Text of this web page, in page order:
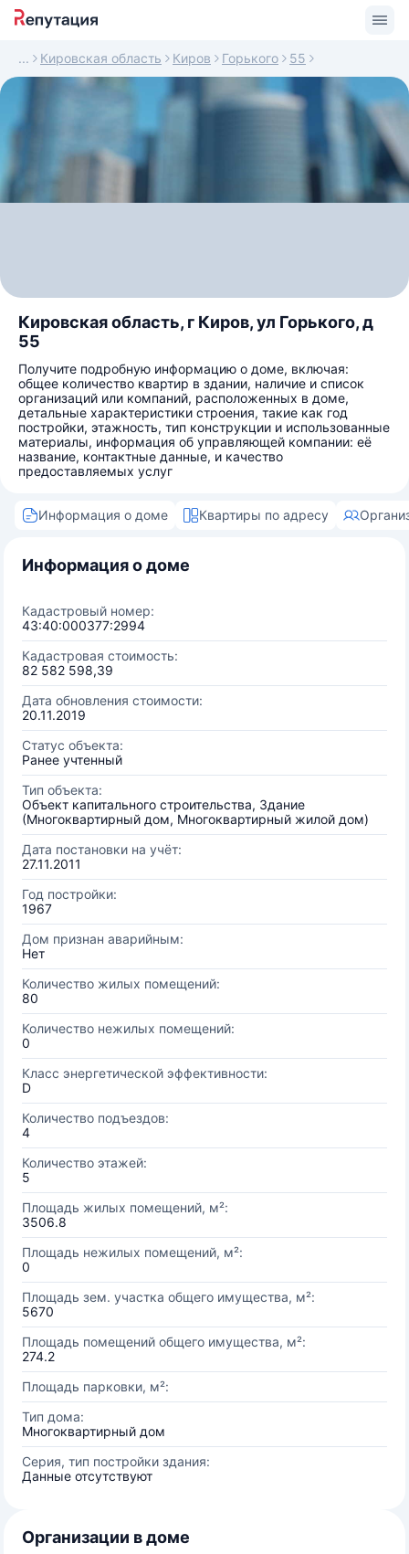
Кировская область Киров Горького 55
Кировская область, г Киров, ул Горького, д
55
Получите подробную информацию о доме, включая:
общее количество квартир в здании, наличие и список
организаций или компаний, расположенных в доме,
детальные характеристики строения, такие как год
постройки, этажность, тип конструкции и использованные
материалы, информация об управляющей компании: её
название, контактные данные, и качество
предоставляемых услуг
Информация о доме Квартиры по адресу
Информация о доме
Кадастровый номер:
43:40:000377:2994
Кадастровая стоимость:
82 582 598,39
Дата обновления стоимости:
20.11.2019
Статус объекта:
Ранее учтенный
Тип объекта:
Объект капитального строительства, Здание
(Многоквартирный дом, Многоквартирный жилой дом)
Дата постановки на учёт:
27.11.2011
Год постройки:
1967
Дом признан аварийным:
Нет
Количество жилых помещений:
80
Количество нежилых помещений:
0
Класс энергетической эффективности:
D
Количество подъездов:
4
Количество этажей:
5
Площадь жилых помещений, м²:
3506.8
Площадь нежилых помещений, м²:
0
Площадь зем. участка общего имущества, м²:
5670
Площадь помещений общего имущества, м²:
274.2
Площадь парковки, м²:
Тип дома:
Многоквартирный дом
Серия, тип постройки здания:
Данные отсутствуют
Организации в доме